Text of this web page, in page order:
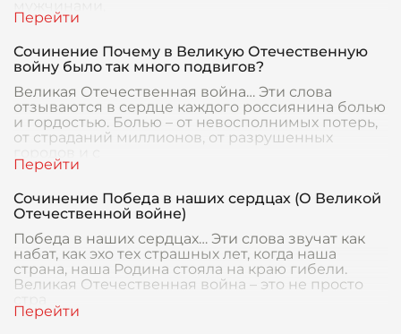
Сочинение Почему в Великую Отечественную
войну было так много подвигов?
Великая Отечественная война… Эти слова
отзываются в сердце каждого россиянина болью
и гордостью. Болью – от невосполнимых потерь,
от страданий миллионов, от разрушенных
Сочинение Победа в наших сердцах (О Великой
Отечественной войне)
Победа в наших сердцах… Эти слова звучат как
набат, как эхо тех страшных лет, когда наша
страна, наша Родина стояла на краю гибели.
Великая Отечественная война – это не просто